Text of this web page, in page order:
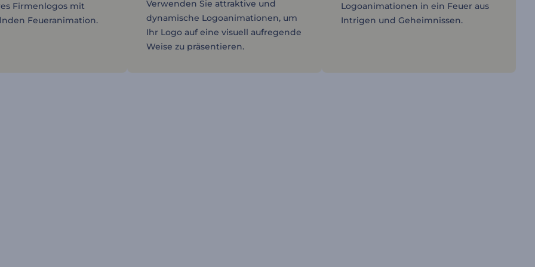
Firmenlogos mit
Feueranimation.
Verwenden Sie attraktive und
dynamische Logoanimationen, um
Ihr Logo auf eine visuell aufregende
Weise zu präsentieren.
Logoanimationen in ein Feuer aus
Intrigen und Geheimnissen.